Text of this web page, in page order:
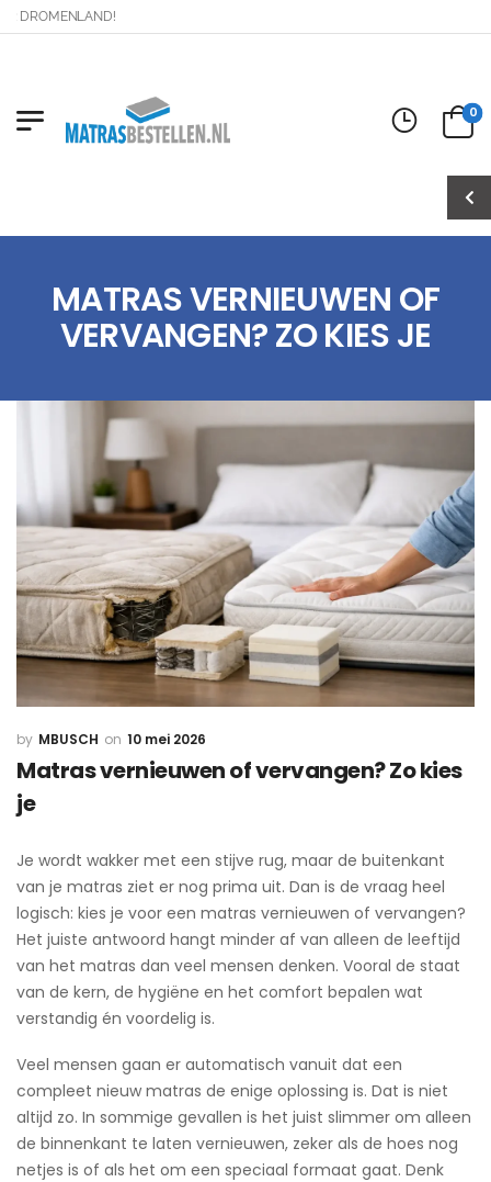
0
MATRAS VERNIEUWEN OF
VERVANGEN? ZO KIES JE
MBUSCH 10 mei 2026
Matras vernieuwen of vervangen? Zo kies
je
Je wordt wakker met een stijve rug, maar de buitenkant
van je matras ziet er nog prima uit. Dan is de vraag heel
logisch: kies je voor een matras vernieuwen of vervangen?
Het juiste antwoord hangt minder af van alleen de leeftijd
van het matras dan veel mensen denken. Vooral de staat
van de kern, de hygiëne en het comfort bepalen wat
verstandig én voordelig is.
Veel mensen gaan er automatisch vanuit dat een
compleet nieuw matras de enige oplossing is. Dat is niet
altijd zo. In sommige gevallen is het juist slimmer om alleen
de binnenkant te laten vernieuwen, zeker als de hoes nog
netjes is of als het om een speciaal formaat gaat. Denk